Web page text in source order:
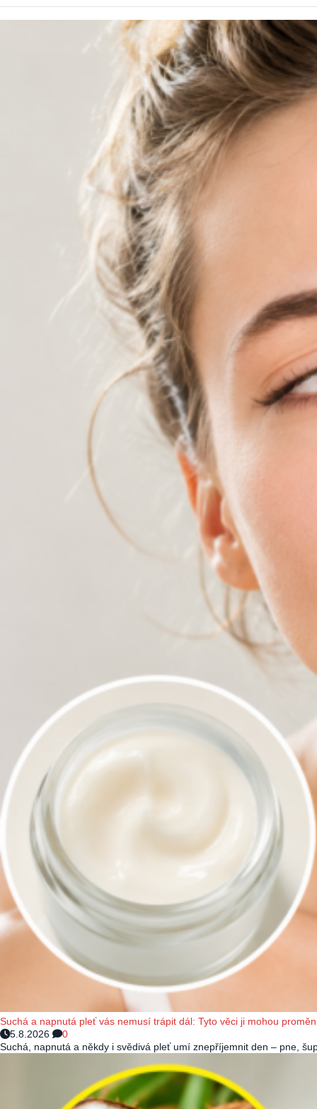
Suchá a napnutá pleť vás nemusí trápit dál: Tyto věci ji mohou
5.8.2026
0
Suchá, napnutá a někdy i svědivá pleť umí znepříjemnit den – pne,